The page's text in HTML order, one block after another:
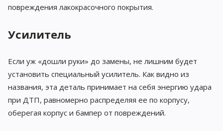
повреждения лакокрасочного покрытия.
Усилитель
Если уж «дошли руки» до замены, не лишним будет
установить специальный усилитель. Как видно из
названия, эта деталь принимает на себя энергию удара
при ДТП, равномерно распределяя ее по корпусу,
оберегая корпус и бампер от повреждений.